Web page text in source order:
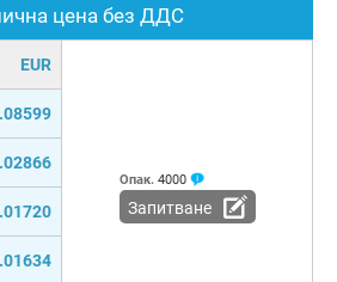
цена без ДДС
EUR
Опак. 4000
Запитване